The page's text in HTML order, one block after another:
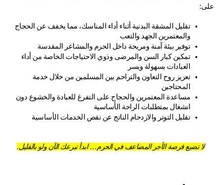
تقليل المشقة البدنية أثناء أداء المناسك، مما يخفف عن الحجاج
والمعتمرين الجهد والتعب
توفير بيئة آمنة ومريحة داخل الحرم والمشاعر المقدسة
تمكين كبار السن والمرضى وذوي الاحتياجات الخاصة من أداء
العبادات بسهولة ويسر
تعزيز روح التعاون والتراحم بين المسلمين من خلال خدمة
المحتاجين
انشغال بمتطلبات الراحة الأساسية
تقليل التوتر والازدحام الناتج عن نقص الخدمات الأساسية
لا تضيع فرصة الأجر المضاعف في الحرم… ابدأ تبرعك الآن ولو بالقليل.